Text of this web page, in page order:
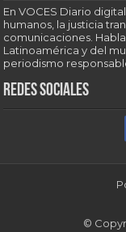
En VOCES Diario
humanos, la justicia
comunicaciones.
Latinoamérica y del
periodismo
Redes sociales
©